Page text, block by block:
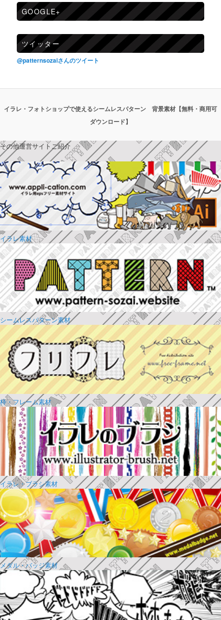
GOOGLE+
ツイッター
@patternsozaiさんのツイート
イラレ・フォトショップで使えるシームレスパターン 背景素材【無料・商用可
ダウンロード】
その他運営サイトご紹介
イラレ素材
シームレスパターン素材
枠・フレーム素材
イラレ・ブラシ素材
メダル・バッジ素材